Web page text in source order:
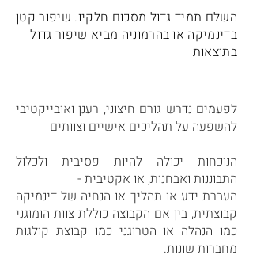
השלם תמיד גדול מסכום חלקיו. שיפור קטן
בדינמיקה או בהרמוניה מביא שיפור גדול
בתוצאות
לפעמים נדרש גורם חיצוני, רענן ואובייקטיבי
להשפעה על תהליכים אישיים וצוותים
הנוכחות יכולה להיות פסיבית ולכלול
התבוננות ואבחנות, או אקטיבית -
העברת ידע או תהליך או הנחיה של דינמיקה
קבוצתית, בין אם הקבוצה כוללת צוות הומוגני
כמו הנהלה או הטרוגני כמו קבוצת קולגות
מחברות שונות.